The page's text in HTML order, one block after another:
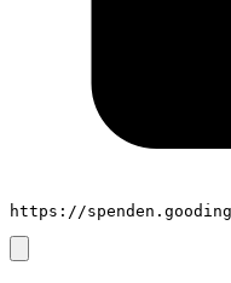
https://